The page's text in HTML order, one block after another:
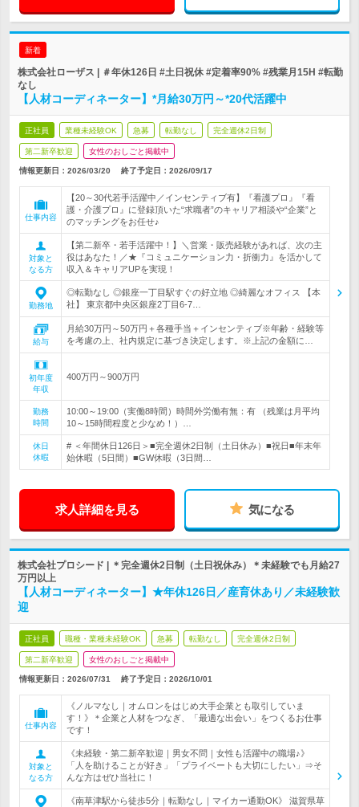
新着
株式会社ローザス | ＃年休126日 #土日祝休 #定着率90% #残業月15H #転勤
なし
【人材コーディネーター】*月給30万円～*20代活躍中
正社員 業種未経験OK 急募 転勤なし 完全週休2日制
第二新卒歓迎 女性のおしごと掲載中
情報更新日：2026/03/20 終了予定日： 2026/09/17
仕事内容
【20～30代若手活躍中／インセンティブ有】『看護プロ』『看
護・介護プロ』に登録頂いた“求職者”のキャリア相談や“企業”と
のマッチングをお任せ♪
対象と
なる方
【第二新卒・若手活躍中！】＼営業・販売経験があれば、次の主
役はあなた！／★『コミュニケーション力・折衝力』を活かして
収入＆キャリアUPを実現！
勤務地
◎転勤なし ◎銀座一丁目駅すぐの好立地 ◎綺麗なオフィス 【本
社】 東京都中央区銀座2丁目6-7…
給与
月給30万円～50万円＋各種手当＋インセンティブ※年齢・経験等
を考慮の上、社内規定に基づき決定します。※上記の金額に…
初年度
年収
400万円～900万円
勤務
時間
10:00～19:00（実働8時間）時間外労働有無：有 （残業は月平均
10～15時間程度と少なめ！）…
休日
休暇
# ＜年間休日126日＞■完全週休2日制（土日休み）■祝日■年末年
始休暇（5日間）■GW休暇（3日間…
求人詳細を見る 気になる
株式会社プロシード | ＊完全週休2日制（土日祝休み）＊未経験でも月給27
万円以上
【人材コーディネーター】★年休126日／産育休あり／未経験歓
迎
正社員 職種・業種未経験OK 急募 転勤なし 完全週休2日制
第二新卒歓迎 女性のおしごと掲載中
情報更新日：2026/07/31 終了予定日： 2026/10/01
仕事内容
《ノルマなし｜オムロンをはじめ大手企業とも取引していま
す！》＊企業と人材をつなぎ、「最適な出会い」をつくるお仕事
です！
対象と
なる方
《未経験・第二新卒歓迎｜男女不問｜女性も活躍中の職場♪》
「人を助けることが好き」「プライベートも大切にしたい」⇒そ
んな方はぜひ当社に！
《南草津駅から徒歩5分｜転勤なし｜マイカー通勤OK》 滋賀県草